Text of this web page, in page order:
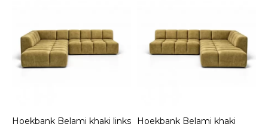
Hoekbank Belami khaki links
Hoekbank Belami khaki